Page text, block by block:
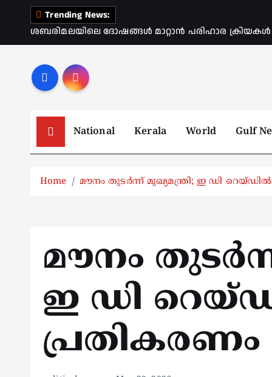
Trending News:
ശബരിമലയിലെ ദോഷങ്ങൾ മാറ്റാൻ പരിഹാര ക്രിയകൾ
National Kerala World Gulf
Home മൗനം തുടർന്ന് മുഖ്യമന്ത്രി; ഇ ഡി
മൗനം
ഇ ഡി
പ്രതികരണം